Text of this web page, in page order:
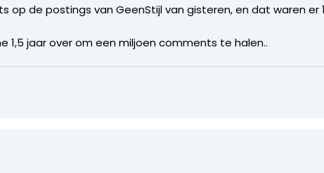
op de postings van GeenStijl van gisteren, en dat waren er
1,5 jaar over om een miljoen comments te halen..